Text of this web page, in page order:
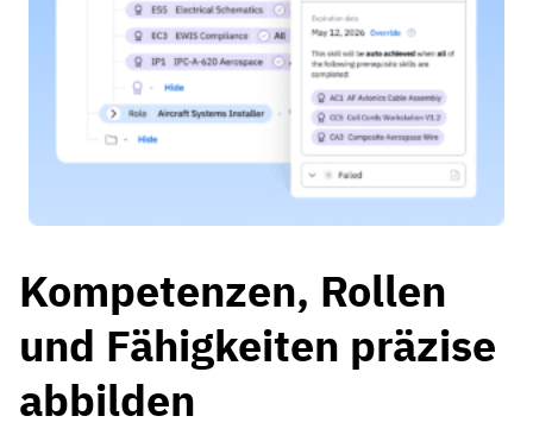
Kompetenzen, Rollen
und Fähigkeiten präzise
abbilden